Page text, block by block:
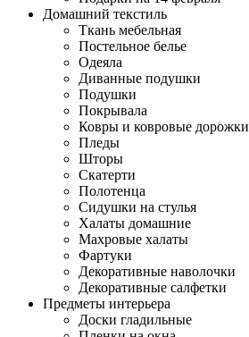
Домашний текстиль
Ткань мебельная
Постельное белье
Одеяла
Диванные подушки
Подушки
Покрывала
Ковры и ковровые дорожки
Пледы
Шторы
Скатерти
Полотенца
Сидушки на стулья
Халаты домашние
Махровые халаты
Фартуки
Декоративные наволочки
Декоративные салфетки
Предметы интерьера
Доски гладильные